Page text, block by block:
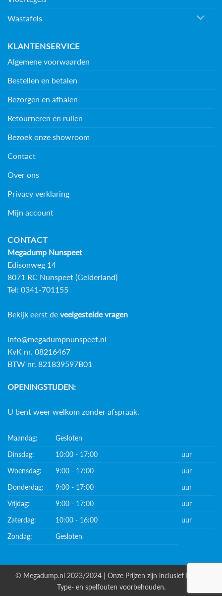
Wastafels
KLANTENSERVICE
Algemene voorwaarden
Bestellen en betalen
Bezorgen en afhalen
Retourneren en ruilen
Bezoek onze showroom
Contact
Over ons
Privacy verklaring
Mijn account
CONTACT
Megadump Nunspeet
Edisonweg 14
8071 RC Nunspeet (Gelderland)
Tel: 0341-701155
Bekijk eerst de veelgestelde vragen
info@megadumpnunspeet.nl
KvK nr. 08216467
BTW nr. 821839597B01
OPENINGSTIJDEN:
U bent weer welkom zonder afspraak.
Maandag:
Gesloten
Dinsdag:
10:00 - 17:00
uur
Woensdag:
9:00 - 17:00
uur
Donderdag:
9:00 - 17:00
uur
Vrijdag:
9:00 - 17:00
uur
Zaterdag:
10:00 - 16:00
uur
Zondag:
Gesloten
© Megadump.nl 2023/2024 | Onze Prijzen zijn inclusief BTW. |
Type- en spelfouten voorbehouden.